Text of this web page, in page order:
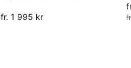
fr. 1 995 kr